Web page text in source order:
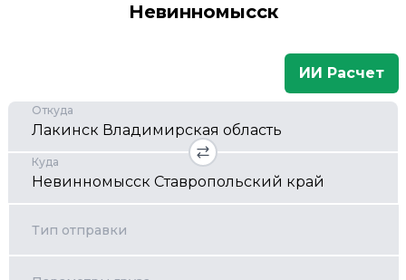
Невинномысск
ИИ Расчет
Откуда
Куда
Тип отправки